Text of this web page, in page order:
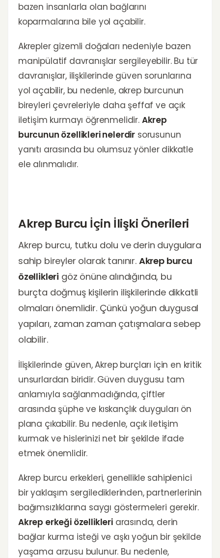
bazen insanlarla olan bağlarını
koparmalarına bile yol açabilir.
Akrepler gizemli doğaları nedeniyle bazen
manipülatif davranışlar sergileyebilir. Bu tür
davranışlar, ilişkilerinde güven sorunlarına
yol açabilir, bu nedenle, akrep burcunun
bireyleri çevreleriyle daha şeffaf ve açık
iletişim kurmayı öğrenmelidir. Akrep
burcunun özellikleri nelerdir sorusunun
yanıtı arasında bu olumsuz yönler dikkatle
ele alınmalıdır.
Akrep Burcu İçin İlişki Önerileri
Akrep burcu, tutku dolu ve derin duygulara
sahip bireyler olarak tanınır. Akrep burcu
özellikleri göz önüne alındığında, bu
burçta doğmuş kişilerin ilişkilerinde dikkatli
olmaları önemlidir. Çünkü yoğun duygusal
yapıları, zaman zaman çatışmalara sebep
olabilir.
İlişkilerinde güven, Akrep burçları için en kritik
unsurlardan biridir. Güven duygusu tam
anlamıyla sağlanmadığında, çiftler
arasında şüphe ve kıskançlık duyguları ön
plana çıkabilir. Bu nedenle, açık iletişim
kurmak ve hislerinizi net bir şekilde ifade
etmek önemlidir.
Akrep burcu erkekleri, genellikle sahiplenici
bir yaklaşım sergilediklerinden, partnerlerinin
bağımsızlıklarına saygı göstermeleri gerekir.
Akrep erkeği özellikleriarasında, derin
bağlar kurma isteği ve aşkı yoğun bir şekilde
yaşama arzusu bulunur. Bu nedenle,